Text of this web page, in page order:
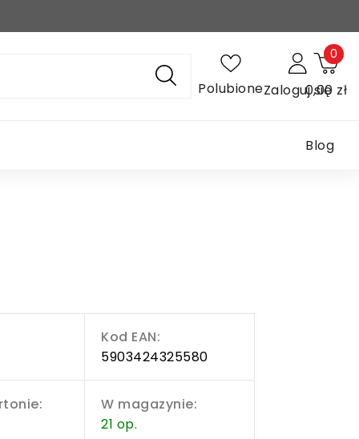
PolubioneZaloguj się
0,00 zł
0
Blog
Kod EAN:
5903424325580
W magazynie:
21 op.